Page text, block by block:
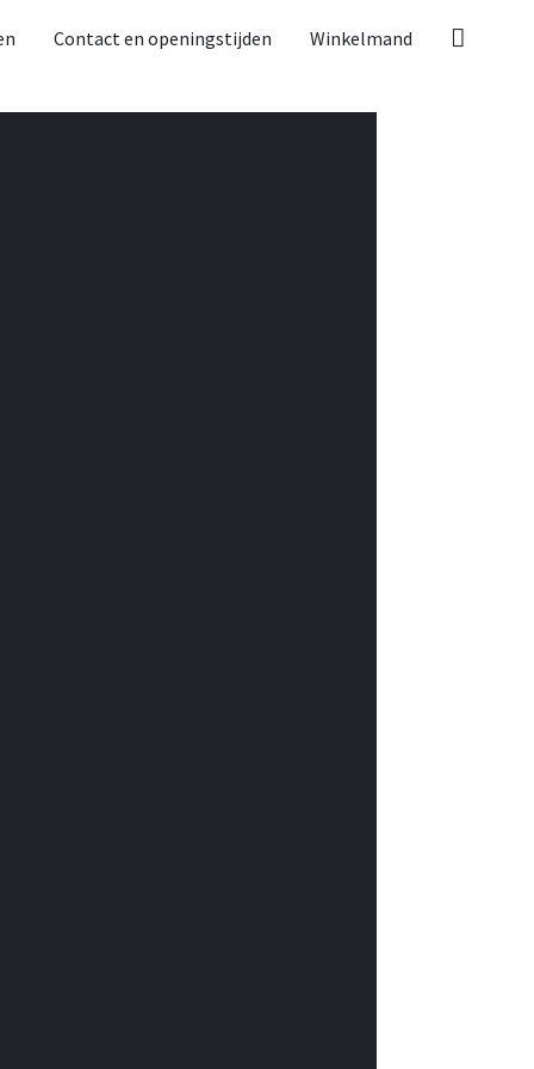
Contact en openingstijden Winkelmand